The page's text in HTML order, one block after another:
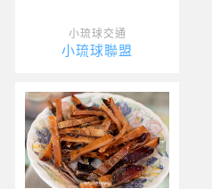
小琉球交通
小琉球聯盟